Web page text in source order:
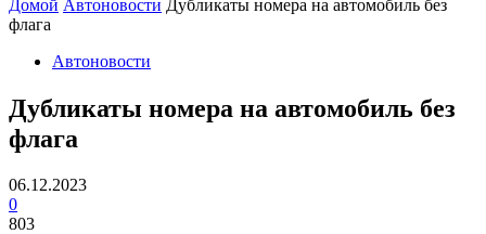
Домой Автоновости Дубликаты номера на автомобиль без
флага
Автоновости
Дубликаты номера на автомобиль без
флага
06.12.2023
0
803